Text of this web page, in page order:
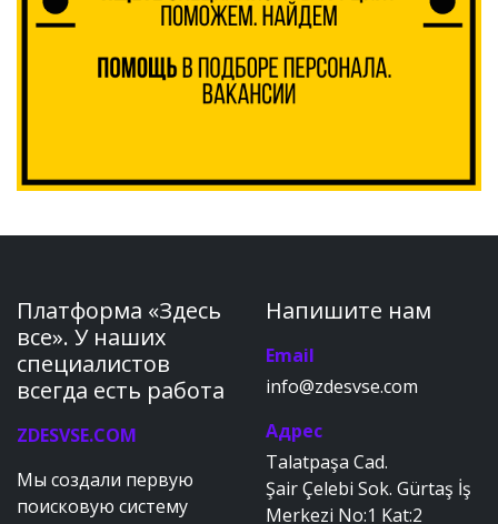
Платформа «Здесь
все». У наших
специалистов
всегда есть работа
ZDESVSE.COM
Мы создали первую
поисковую систему
Напишите нам
Email
info@zdesvse.com
Адрес
Talatpaşa Cad.
Şair Çelebi Sok. Gürtaş İş
Merkezi No:1 Kat:2